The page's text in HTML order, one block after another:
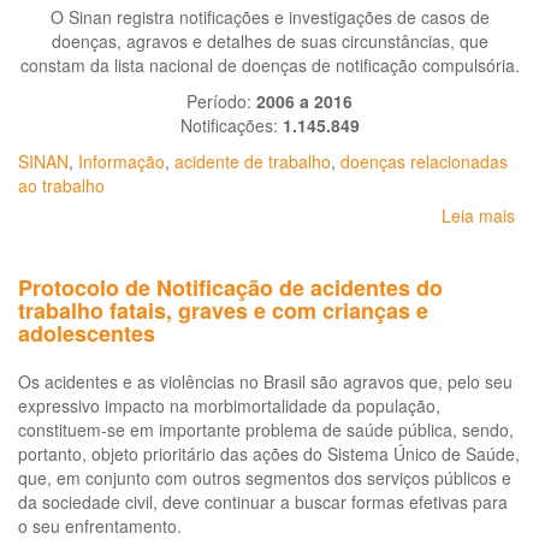
O Sinan registra notificações e investigações de casos de
doenças, agravos e detalhes de suas circunstâncias, que
constam da lista nacional de doenças de notificação compulsória.
Período: 2006 a 2016
Notificações: 1.145.849
SINAN, Informação, acidente de trabalho, doenças relacionadas
ao trabalho
Leia mais
Protocolo de Notificação de acidentes do
trabalho fatais, graves e com crianças e
adolescentes
Os acidentes e as violências no Brasil são agravos que, pelo seu
expressivo impacto na morbimortalidade da população,
constituem-se em importante problema de saúde pública, sendo,
portanto, objeto prioritário das ações do Sistema Único de Saúde,
que, em conjunto com outros segmentos dos serviços públicos e
da sociedade civil, deve continuar a buscar formas efetivas para
o seu enfrentamento.